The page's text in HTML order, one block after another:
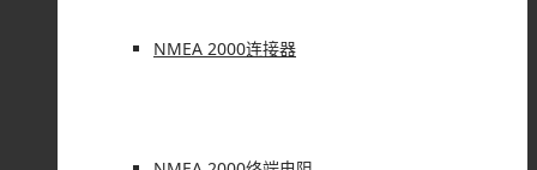
NMEA 2000连接器